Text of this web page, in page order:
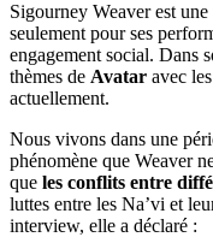
Sigourney Weaver est
seulement pour ses
engagement social. Dans
thèmes de Avatar avec
actuellement.
Nous vivons dans une
phénomène que Weaver
que les conflits entre
luttes entre les Na’vi et
interview, elle a déclaré :